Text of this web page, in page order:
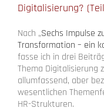
Digitalisierung?
Nach „Sechs Impulse
Transformation – ein
fasse ich in drei
Thema Digitalisierung
allumfassend, aber
wesentlichen
HR-Strukturen.